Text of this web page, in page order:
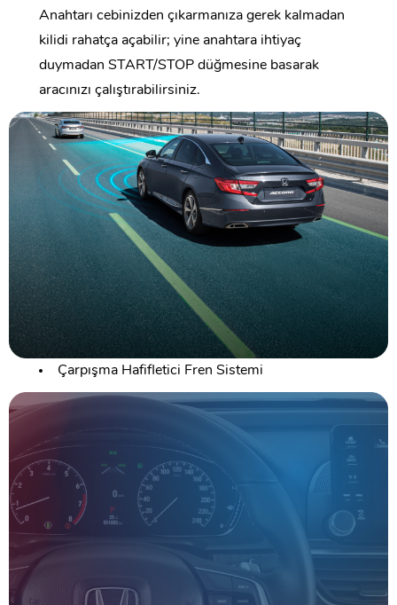
Anahtarı cebinizden çıkarmanıza gerek kalmadan
kilidi rahatça açabilir; yine anahtara ihtiyaç
duymadan START/STOP düğmesine basarak
aracınızı çalıştırabilirsiniz.
Çarpışma Hafifletici Fren Sistemi